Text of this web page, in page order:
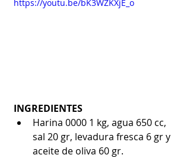
https://youtu.be/bK3WZKXjE_o
INGREDIENTES
Harina 0000 1 kg, agua 650 cc,
sal 20 gr, levadura fresca 6 gr y
aceite de oliva 60 gr.